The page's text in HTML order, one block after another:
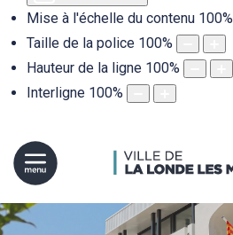
Mise à l'échelle du contenu 100%
Taille de la police 100%
Hauteur de la ligne 100%
Interligne 100%